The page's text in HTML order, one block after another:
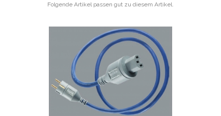
Folgende Artikel passen gut zu diesem Artikel.